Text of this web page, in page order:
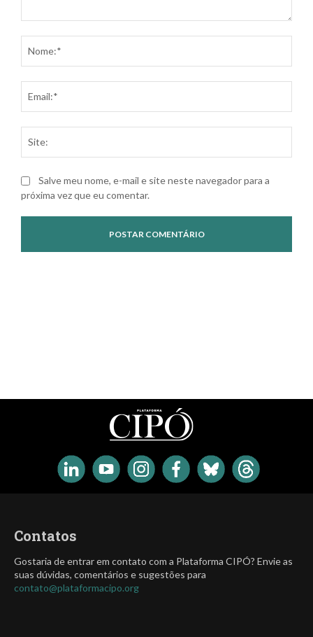
Contatos
Gostaria de entrar em contato com a Plataforma CIPÓ? Envie as
suas dúvidas, comentários e sugestões para
contato@plataformacipo.org